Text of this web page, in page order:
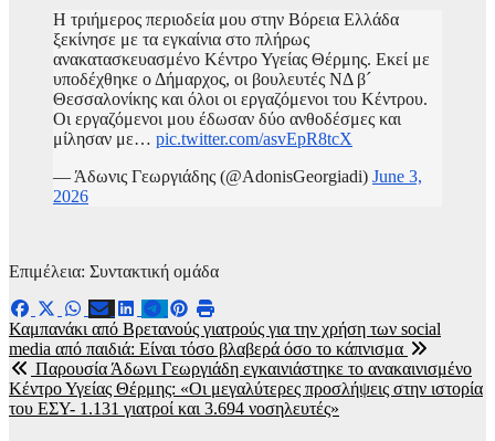
Η τριήμερος περιοδεία μου στην Βόρεια Ελλάδα
ξεκίνησε με τα εγκαίνια στο πλήρως
ανακατασκευασμένο Κέντρο Υγείας Θέρμης. Εκεί με
υποδέχθηκε ο Δήμαρχος, οι βουλευτές ΝΔ β´
Θεσσαλονίκης και όλοι οι εργαζόμενοι του Κέντρου.
Οι εργαζόμενοι μου έδωσαν δύο ανθοδέσμες και
μίλησαν με… pic.twitter.com/asvEpR8tcX
— Άδωνις Γεωργιάδης (@AdonisGeorgiadi) June 3,
2026
Επιμέλεια: Συντακτική ομάδα
Πλοήγηση
άρθρων
Καμπανάκι από Βρετανούς γιατρούς για την χρήση των social
media από παιδιά: Είναι τόσο βλαβερά όσο το κάπνισμα
Παρουσία Άδωνι Γεωργιάδη εγκαινιάστηκε το ανακαινισμένο
Κέντρο Υγείας Θέρμης: «Οι μεγαλύτερες προσλήψεις στην ιστορία
του ΕΣΥ- 1.131 γιατροί και 3.694 νοσηλευτές»